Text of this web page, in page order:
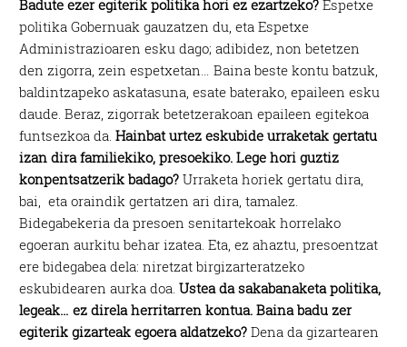
Badute ezer egiterik politika hori ez ezartzeko? Espetxe
politika Gobernuak gauzatzen du, eta Espetxe
Administrazioaren esku dago; adibidez, non betetzen
den zigorra, zein espetxetan… Baina beste kontu batzuk,
baldintzapeko askatasuna, esate baterako, epaileen esku
daude. Beraz, zigorrak betetzerakoan epaileen egitekoa
funtsezkoa da.Hainbat urtez eskubide urraketak gertatu
izan dira familiekiko, presoekiko. Lege hori guztiz
konpentsatzerik badago? Urraketa horiek gertatu dira,
bai, eta oraindik gertatzen ari dira, tamalez.
Bidegabekeria da presoen senitartekoak horrelako
egoeran aurkitu behar izatea. Eta, ez ahaztu, presoentzat
ere bidegabea dela: niretzat birgizarteratzeko
eskubidearen aurka doa.Ustea da sakabanaketa politika,
legeak… ez direla herritarren kontua. Baina badu zer
egiterik gizarteak egoera aldatzeko? Dena da gizartearen